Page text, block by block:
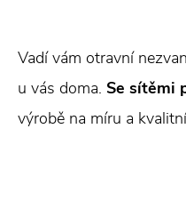
Vadí vám otravní
u vás doma. Se sítěmi
výrobě na míru a